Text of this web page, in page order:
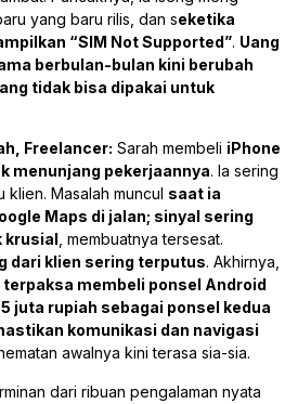
yang baru rilis, dan seketika
“SIM Not Supported”. Uang
berbulan-bulan kini berubah
tidak bisa dipakai untuk
Freelancer: Sarah membeli iPhone
menunjang pekerjaannya. Ia sering
Masalah muncul saat ia
Maps di jalan; sinyal sering
krusial , membuatnya tersesat.
dari klien sering terputus. Akhirnya,
terpaksa membeli ponsel Android
juta rupiah sebagai ponsel kedua
komunikasi dan navigasi
awalnya kini terasa sia-sia.
dari ribuan pengalaman nyata